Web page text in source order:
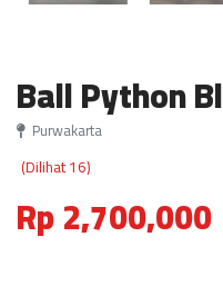
Ball Python
Purwakarta
(Dilihat 16)
Rp 2,700,000